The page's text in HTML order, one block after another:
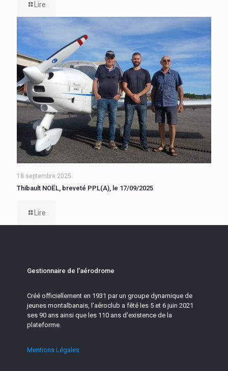
Lire
18 septembre 2025
Thibault NOËL, breveté PPL(A), le 17/09/2025
Lire
Gestionnaire de l'aérodrome
Créé officiellement en 1931 par un groupe dynamique de
jeunes montalbanais, l'aéroclub a fêté les 5 et 6 juin 2021
ses 90 ans ainsi que les 110 ans d'existence de la
plateforme.
Mentions Légales